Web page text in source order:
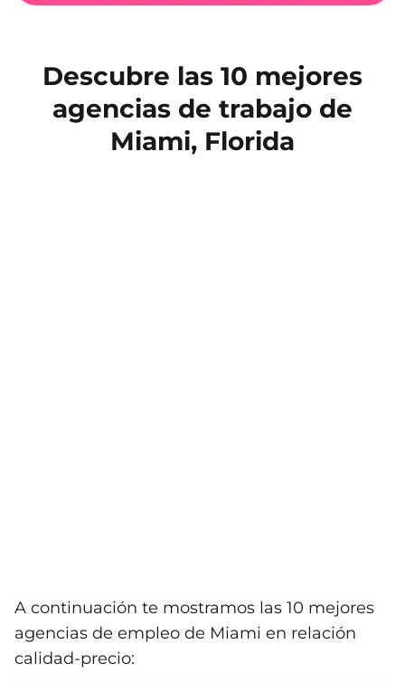
Descubre las 10 mejores
agencias de trabajo de
Miami, Florida
A continuación te mostramos las 10 mejores
agencias de empleo de Miami en relación
calidad-precio: